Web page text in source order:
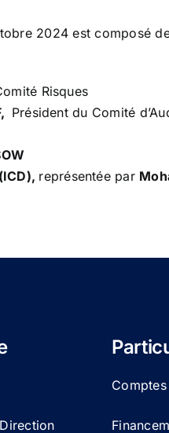
2024 est composé
Risques
Président du Comité
représentée par